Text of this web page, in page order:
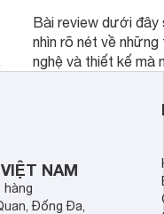
Bài review dưới đây
nhìn rõ nét về những
nghệ và thiết kế mà
NAM
hàng
Đống Đa,